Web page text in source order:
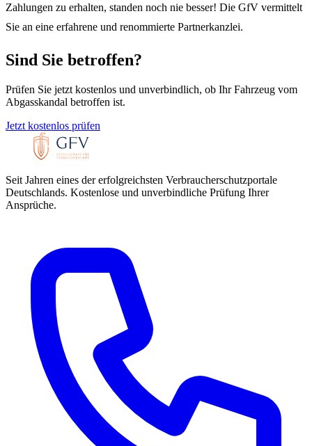
Zahlungen zu erhalten, standen noch nie besser! Die GfV vermittelt
Sie an eine erfahrene und renommierte Partnerkanzlei.
Sind Sie betroffen?
Prüfen Sie jetzt kostenlos und unverbindlich, ob Ihr Fahrzeug vom
Abgasskandal betroffen ist.
Jetzt kostenlos prüfen
Seit Jahren eines der erfolgreichsten Verbraucherschutzportale
Deutschlands. Kostenlose und unverbindliche Prüfung Ihrer
Ansprüche.